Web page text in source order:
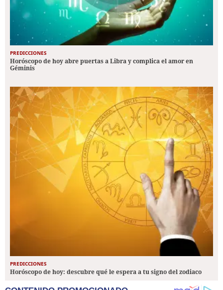
PREDICCIONES
Horóscopo de hoy abre puertas a Libra y complica el amor en
Géminis
PREDICCIONES
Horóscopo de hoy: descubre qué le espera a tu signo del zodiaco